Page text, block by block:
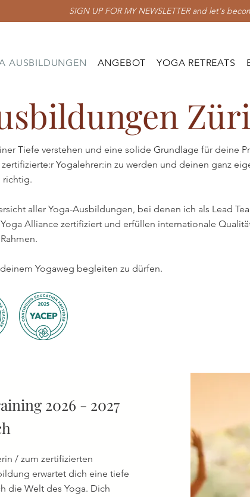
AUSBILDUNGEN ANGEBOT YOGA RETREATS
SIGN UP FOR MY NEWSLETTER and let's
Tiefe verstehen und eine solide Grundlage für deine
Yogalehrer:in zu werden und deinen ganz
richtig.
aller Yoga-Ausbildungen, bei denen ich als Lead
Alliance zertifiziert und erfüllen internationale
Yogaweg begleiten zu dürfen.
2026 - 2027
/ zum zertifizierten
erwartet dich eine tiefe
die Welt des Yoga. Dich